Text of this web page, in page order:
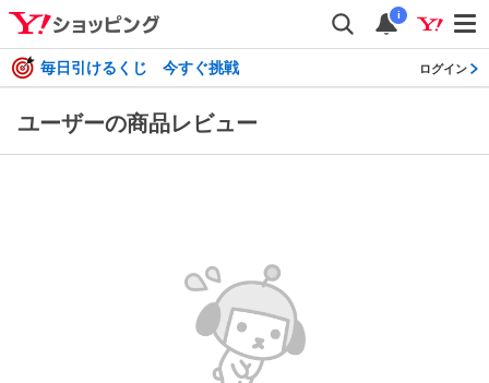
i
毎日引けるくじ 今すぐ挑戦 ログイン
ユーザーの商品レビュー